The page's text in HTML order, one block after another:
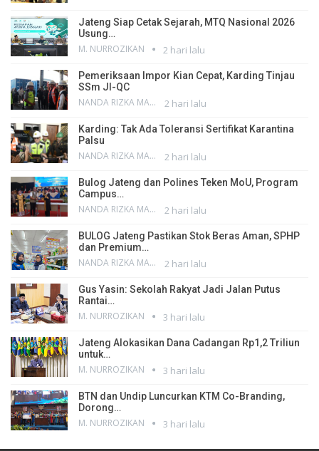
Jateng Siap Cetak Sejarah, MTQ Nasional 2026
Usung…
M. NURROZIKAN 2 hari lalu
Pemeriksaan Impor Kian Cepat, Karding Tinjau
SSm JI-QC
NANDA RIZKA MAHENDRA 2 hari lalu
Karding: Tak Ada Toleransi Sertifikat Karantina
Palsu
NANDA RIZKA MAHENDRA 2 hari lalu
Bulog Jateng dan Polines Teken MoU, Program
Campus…
NANDA RIZKA MAHENDRA 2 hari lalu
BULOG Jateng Pastikan Stok Beras Aman, SPHP
dan Premium…
NANDA RIZKA MAHENDRA 2 hari lalu
Gus Yasin: Sekolah Rakyat Jadi Jalan Putus
Rantai…
M. NURROZIKAN 3 hari lalu
Jateng Alokasikan Dana Cadangan Rp1,2 Triliun
untuk…
M. NURROZIKAN 3 hari lalu
BTN dan Undip Luncurkan KTM Co-Branding,
Dorong…
M. NURROZIKAN 3 hari lalu